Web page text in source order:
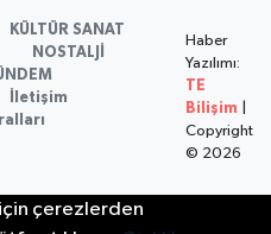
KÜLTÜR SANAT
NOSTALJİ
İletişim
Haber
Yazılımı:
TE
Bilişim
Copyright
© 2026
çerezlerden